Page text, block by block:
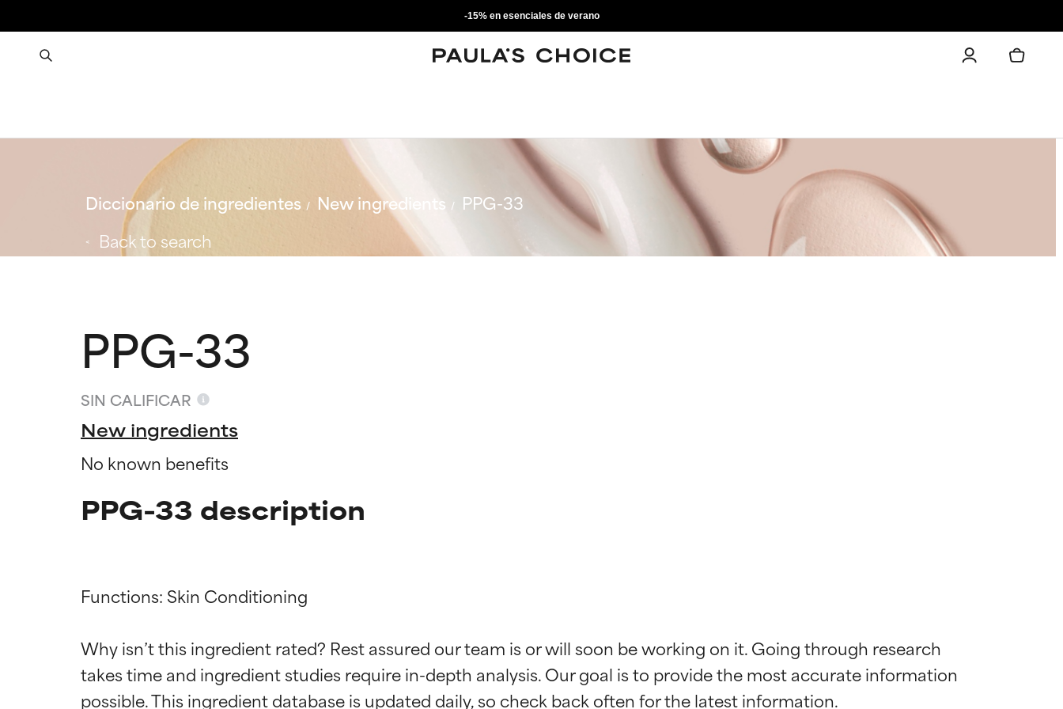
-15% en esenciales de verano
Diccionario de ingredientes New ingredients
PPG-33
Back to search
PPG-33
SIN CALIFICAR
New ingredients
No known benefits
PPG-33 description
Functions: Skin Conditioning
Why isn’t this ingredient rated? Rest assured our team is or will soon be working on it. Going through research
takes time and ingredient studies require in-depth analysis. Our goal is to provide the most accurate information
EXCELENTE
Ingrediente sobresaliente con beneficios reales para la piel. Su eficacia está demostrada y
EXCELENTE
Ingrediente sobresaliente con beneficios reales para la piel. Su eficacia está demostrada y